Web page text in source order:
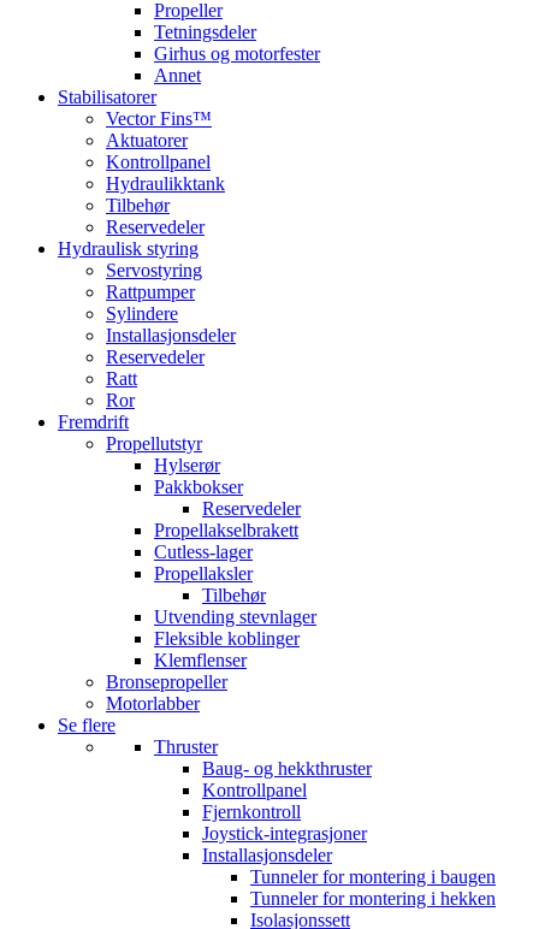
Propeller
Tetningsdeler
Girhus og motorfester
Annet
Stabilisatorer
Vector Fins™
Aktuatorer
Kontrollpanel
Hydraulikktank
Tilbehør
Reservedeler
Hydraulisk styring
Servostyring
Rattpumper
Sylindere
Installasjonsdeler
Reservedeler
Ratt
Ror
Fremdrift
Propellutstyr
Hylserør
Pakkbokser
Reservedeler
Propellakselbrakett
Cutless-lager
Propellaksler
Tilbehør
Utvending stevnlager
Fleksible koblinger
Klemflenser
Bronsepropeller
Motorlabber
Se flere
Thruster
Baug- og hekkthruster
Kontrollpanel
Fjernkontroll
Joystick-integrasjoner
Installasjonsdeler
Tunneler for montering i baugen
Tunneler for montering i hekken
Isolasjonssett